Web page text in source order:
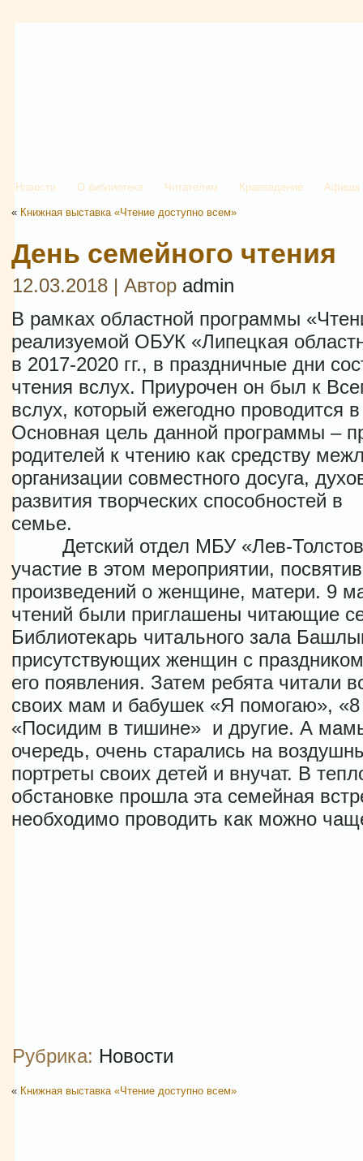
Новости О библиотеке Читателям Краеведение Афиша
« Книжная выставка «Чтение доступно всем»
День семейного чтения
12.03.2018 | Автор admin
В рамках областной программы
реализуемой ОБУК «Липецкая
в 2017-2020 гг., в праздничные дни
чтения вслух. Приурочен он был к
вслух, который ежегодно проводится
Основная цель данной программы –
родителей к чтению как средству
организации совместного досуга,
развития творческих способностей в
Детский отдел МБУ «Лев-
участие в этом мероприятии,
произведений о женщине, матери. 9
чтений были приглашены читающие
Библиотекарь читального зала
присутствующих женщин с
его появления. Затем ребята читали
своих мам и бабушек «Я помогаю»,
«Посидим в тишине» и другие. А
очередь, очень старались на
портреты своих детей и внучат. В
обстановке прошла эта семейная
необходимо проводить как можно
Рубрика: Новости
« Книжная выставка «Чтение доступно всем»